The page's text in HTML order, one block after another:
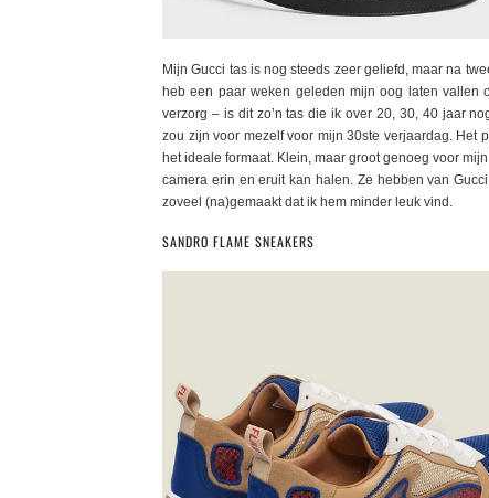
Mijn Gucci tas is nog steeds zeer geliefd, maar na
heb een paar weken geleden mijn oog laten vallen
verzorg – is dit zo’n tas die ik over 20, 30, 40 jaar
zou zijn voor mezelf voor mijn 30ste verjaardag. Het
het ideale formaat. Klein, maar groot genoeg voor
camera erin en eruit kan halen. Ze hebben van
zoveel (na)gemaakt dat ik hem minder leuk vind.
SANDRO FLAME SNEAKERS